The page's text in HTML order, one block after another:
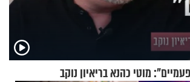
מוטי כהנא בריאיון נוקב